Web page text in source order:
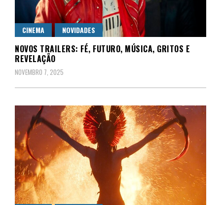
CINEMA NOVIDADES
NOVOS TRAILERS: FÉ, FUTURO, MÚSICA, GRITOS E
REVELAÇÃO
NOVEMBRO 7, 2025